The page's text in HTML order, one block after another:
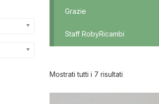
Grazie
Staff RobyRicambi
Mostrati tutti i 7 risultati